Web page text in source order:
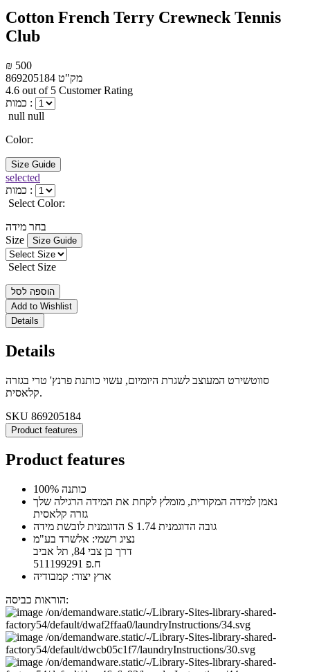
Cotton French Terry Crewneck Tennis
Club
₪ 500
מק"ט 869205184
4.6 out of 5 Customer Rating
כמות :
null null
Color:
Size Guide
selected
כמות :
Select Color:
בחר מידה
Size
Size Guide
Select Size
הוספה לסל
Add to Wishlist
Details
Details
סווטשירט המעוצב לשגרת היומיום, עשוי כותנת פרנץ' טרי בגזרה
קלאסית.
SKU 869205184
Product features
Product features
100% כותנה
נאמן למידה המקורית, מומלץ לקחת את המידה הרגילה שלך
גזרה קלאסית
הדוגמנית לובשת מידה S גובה הדוגמנית 1.74
נציג רשמי: אלשרד בע"מ
דרך בן צבי 84, תל אביב
ח.פ 511199291
ארץ יצור: קמבודיה
הוראות כביסה: